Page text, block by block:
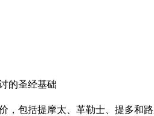
的圣经基础
，包括提摩太、革勒士、提多和